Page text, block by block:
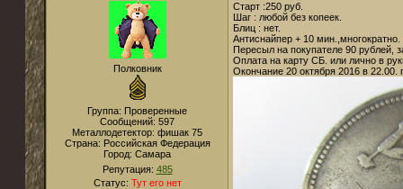
Полковник
Группа: Проверенные
Сообщений: 597
Металлодетектор: фишак 75
Страна: Российская Федерация
Город: Самара
Репутация: 485
Статус: Тут его нет
Старт :250 руб.
Шаг : любой без копеек.
Блиц : нет.
Антиснайпер + 10 мин.,многократно.
Пересыл на покупателе 90 рублей,
Оплата на карту СБ. или лично в
Окончание 20 октября 2016 в